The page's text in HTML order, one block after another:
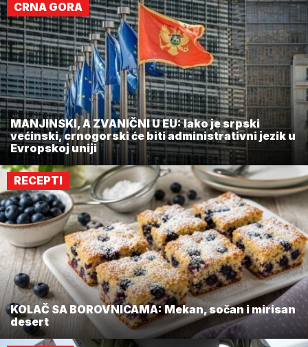
CRNA GORA
MANJINSKI, A ZVANIČNI U EU: Iako je srpski
većinski, crnogorski će biti administrativni jezik u
Evropskoj uniji
RECEPTI
KOLAČ SA BOROVNICAMA: Mekan, sočan i mirisan
desert